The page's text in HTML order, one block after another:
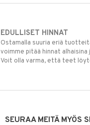
EDULLISET HINNAT
Ostamalla suuria eriä
voimme pitää hinnat alhaisina
Voit olla varma, että teet
SEURAA MEITÄ MYÖS